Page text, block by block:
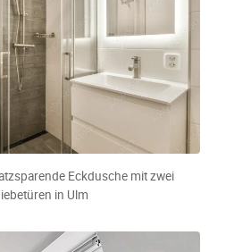
Eckdusche mit zwei
in Ulm